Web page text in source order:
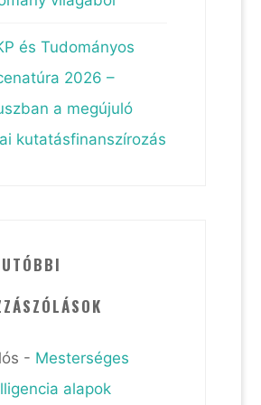
és Tudományos
2026 –
a megújuló
kutatásfinanszírozás
- Mesterséges
alapok